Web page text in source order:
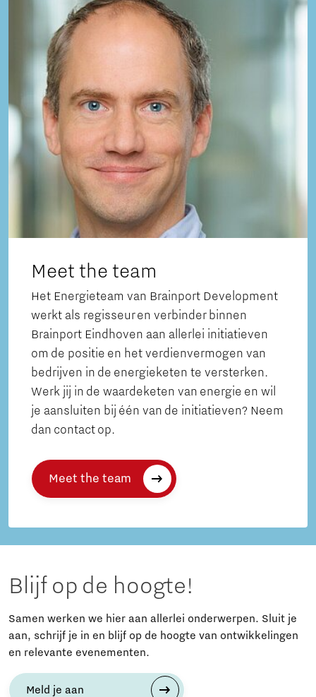
Meet the team
Het Energieteam van Brainport Development
werkt als regisseur en verbinder binnen
Brainport Eindhoven aan allerlei initiatieven
om de positie en het verdienvermogen van
bedrijven in de energieketen te versterken.
Werk jij in de waardeketen van energie en wil
je aansluiten bij één van de initiatieven? Neem
dan contact op.
Meet the team
Blijf op de hoogte!
Samen werken we hier aan allerlei onderwerpen. Sluit je
aan, schrijf je in en blijf op de hoogte van ontwikkelingen
en relevante evenementen.
Meld je aan